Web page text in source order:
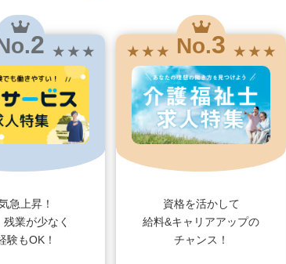
2 ★ ★ ★
急上昇！
残業が少なく
験もOK！
★ ★ ★ No.3 ★ ★ ★
資格を活かして
給料&キャリアアップの
チャンス！